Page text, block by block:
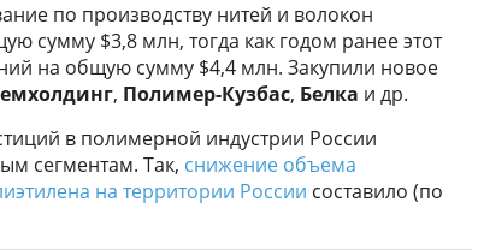
по производству нитей и волокон
сумму $3,8 млн, тогда как годом ранее этот
на общую сумму $4,4 млн. Закупили новое
, Полимер-Кузбас, Белка и др.
в полимерной индустрии России
сегментам. Так, снижение объема
на территории России составило (по